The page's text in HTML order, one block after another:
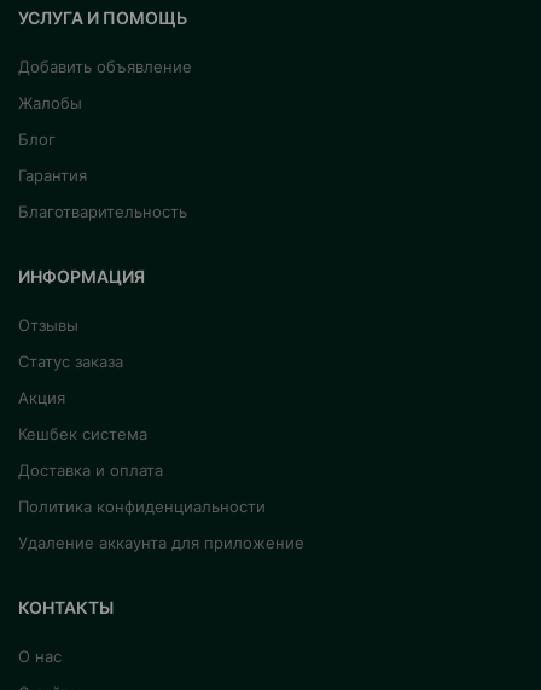
УСЛУГА И ПОМОЩЬ
Добавить объявление
Жалобы
Блог
Гарантия
Благотварительность
ИНФОРМАЦИЯ
Отзывы
Статус заказа
Акция
Кешбек система
Доставка и оплата
Политика конфиденциальности
Удаление аккаунта для приложение
КОНТАКТЫ
О нас